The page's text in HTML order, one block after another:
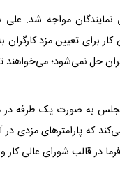
مواجه شد. علی
اصلاح مواد ۴۱ و ۱۶۷ قانون کار
حل نمی‌شود؛ می‌خواهند
به صورت یک طرفه در
در قالب شورای عالی